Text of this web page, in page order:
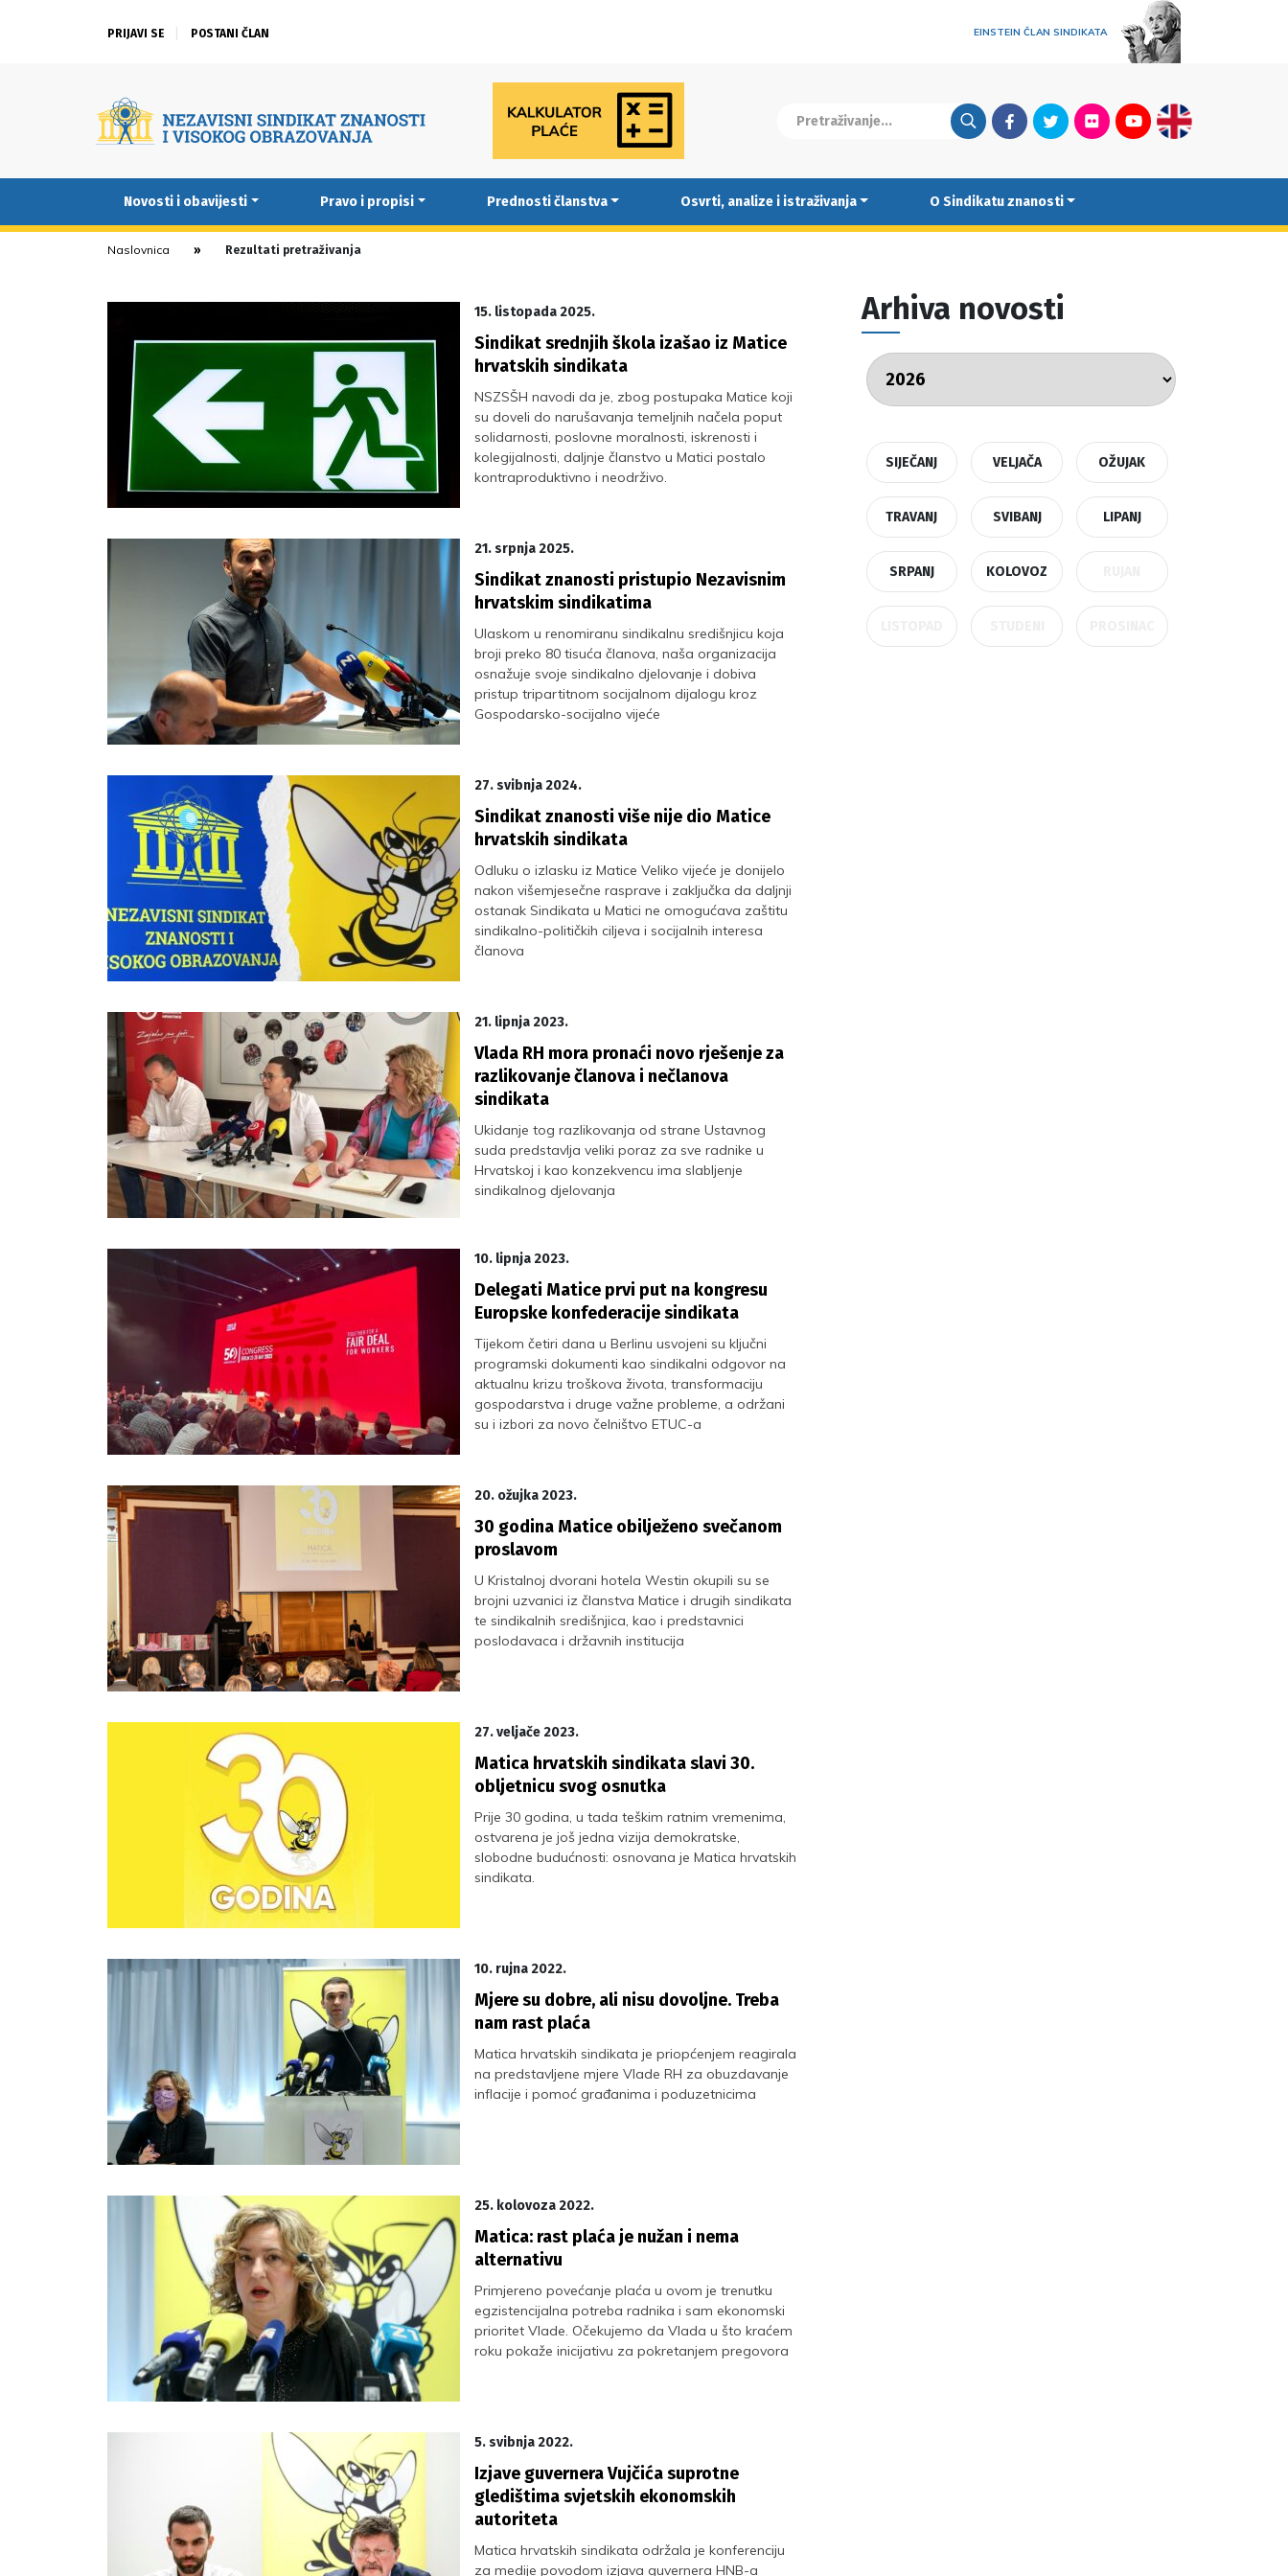
PRIJAVI SE POSTANI ČLAN EINSTEIN ČLAN SINDIKATA
FacebookTwitterFlickrYoutubeEnglish
Novosti i obavijesti Pravo i propisi Prednosti članstva Osvrti, analize i istraživanja O Sindikatu znanosti
Naslovnica Rezultati pretraživanja
15. listopada 2025.
Sindikat srednjih škola izašao iz Matice
hrvatskih sindikata
NSZSŠH navodi da je, zbog postupaka Matice koji
su doveli do narušavanja temeljnih načela poput
solidarnosti, poslovne moralnosti, iskrenosti i
kolegijalnosti, daljnje članstvo u Matici postalo
kontraproduktivno i neodrživo.
21. srpnja 2025.
Sindikat znanosti pristupio Nezavisnim
hrvatskim sindikatima
Ulaskom u renomiranu sindikalnu središnjicu koja
broji preko 80 tisuća članova, naša organizacija
osnažuje svoje sindikalno djelovanje i dobiva
pristup tripartitnom socijalnom dijalogu kroz
Gospodarsko-socijalno vijeće
27. svibnja 2024.
Sindikat znanosti više nije dio Matice
hrvatskih sindikata
Odluku o izlasku iz Matice Veliko vijeće je donijelo
nakon višemjesečne rasprave i zaključka da daljnji
ostanak Sindikata u Matici ne omogućava zaštitu
sindikalno-političkih ciljeva i socijalnih interesa
članova
21. lipnja 2023.
Vlada RH mora pronaći novo rješenje za
razlikovanje članova i nečlanova
sindikata
Ukidanje tog razlikovanja od strane Ustavnog
suda predstavlja veliki poraz za sve radnike u
Hrvatskoj i kao konzekvencu ima slabljenje
sindikalnog djelovanja
10. lipnja 2023.
Delegati Matice prvi put na kongresu
Europske konfederacije sindikata
Tijekom četiri dana u Berlinu usvojeni su ključni
programski dokumenti kao sindikalni odgovor na
aktualnu krizu troškova života, transformaciju
gospodarstva i druge važne probleme, a održani
su i izbori za novo čelništvo ETUC-a
20. ožujka 2023.
30 godina Matice obilježeno svečanom
proslavom
U Kristalnoj dvorani hotela Westin okupili su se
brojni uzvanici iz članstva Matice i drugih sindikata
te sindikalnih središnjica, kao i predstavnici
poslodavaca i državnih institucija
27. veljače 2023.
Matica hrvatskih sindikata slavi 30.
obljetnicu svog osnutka
Prije 30 godina, u tada teškim ratnim vremenima,
ostvarena je još jedna vizija demokratske,
slobodne budućnosti: osnovana je Matica hrvatskih
sindikata.
10. rujna 2022.
Mjere su dobre, ali nisu dovoljne. Treba
nam rast plaća
Matica hrvatskih sindikata je priopćenjem reagirala
na predstavljene mjere Vlade RH za obuzdavanje
inflacije i pomoć građanima i poduzetnicima
25. kolovoza 2022.
Matica: rast plaća je nužan i nema
alternativu
Primjereno povećanje plaća u ovom je trenutku
egzistencijalna potreba radnika i sam ekonomski
prioritet Vlade. Očekujemo da Vlada u što kraćem
roku pokaže inicijativu za pokretanjem pregovora
5. svibnja 2022.
Izjave guvernera Vujčića suprotne
gledištima svjetskih ekonomskih
autoriteta
Matica hrvatskih sindikata održala je konferenciju
za medije povodom izjava guvernera HNB-a
Arhiva novosti
SIJEČANJ VELJAČA OŽUJAK
TRAVANJ SVIBANJ LIPANJ
SRPANJ KOLOVOZ